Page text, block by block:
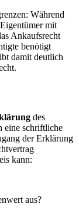
Während
mit
Ankaufsrecht
benötigt
damit deutlich
des
eine schriftliche
der Erklärung
kann:
aus?